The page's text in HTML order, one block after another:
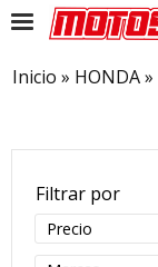
Inicio » HONDA»
Filtrar por
Precio